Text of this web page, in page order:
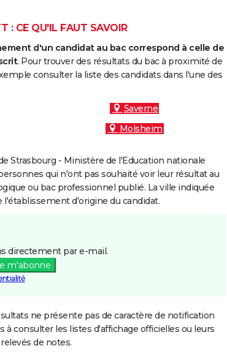
: CE QU'IL FAUT SAVOIR
d'un candidat au bac correspond à celle de
. Pour trouver des résultats du bac à proximité de
consulter la liste des candidats dans l'une des
Saverne
Molsheim
Strasbourg - Ministère de l'Education nationale
qui n'ont pas souhaité voir leur résultat au
ou bac professionnel publié. La ville indiquée
l'établissement d'origine du candidat.
directement par e-mail.
m'abonne
ne présente pas de caractère de notification
à consulter les listes d'affichage officielles ou leurs
relevés de notes.